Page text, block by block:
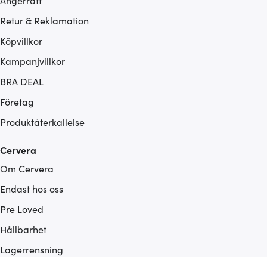
Retur & Reklamation
Köpvillkor
Kampanjvillkor
BRA DEAL
Företag
Produktåterkallelse
Cervera
Om Cervera
Endast hos oss
Pre Loved
Hållbarhet
Lagerrensning